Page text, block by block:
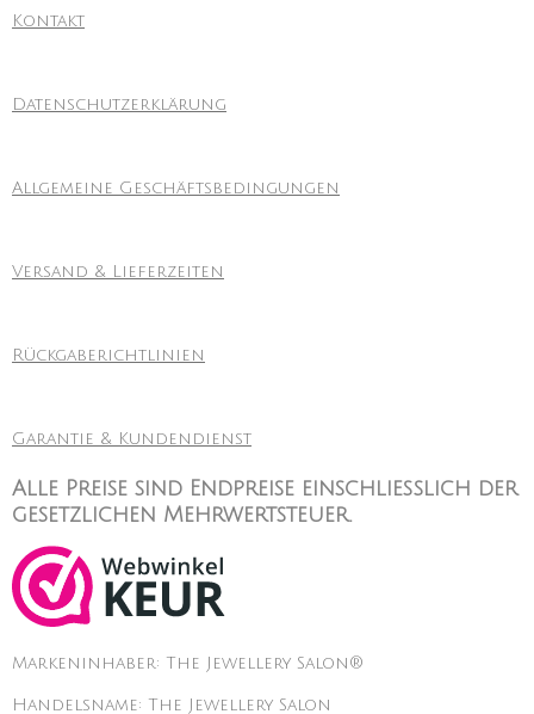
Kontakt
Datenschutzerklärung
Allgemeine Geschäftsbedingungen
Versand & Lieferzeiten
Rückgaberichtlinien
Garantie & Kundendienst
Alle Preise sind Endpreise einschließlich der
gesetzlichen Mehrwertsteuer.
Markeninhaber: The Jewellery Salon®
Handelsname: The Jewellery Salon